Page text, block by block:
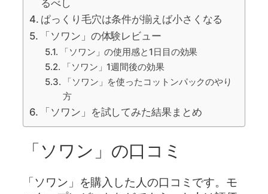
るべし
ぱっくり毛穴は条件が揃えば小さくなる
「ソワン」の体験レビュー
「ソワン」の使用感と1日目の効果
「ソワン」1週間後の効果
「ソワン」を使ったコットンパックのやり
方
「ソワン」を試してみた結果まとめ
「ソワン」の口コミ
「ソワン」を購入した人の口コミです。モ